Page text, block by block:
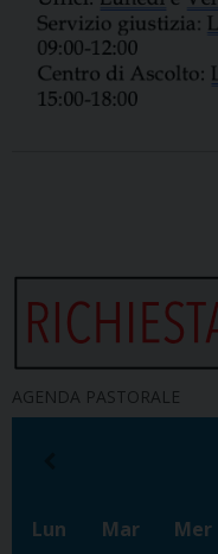
AGENDA PASTORALE
Lun Mar Mer